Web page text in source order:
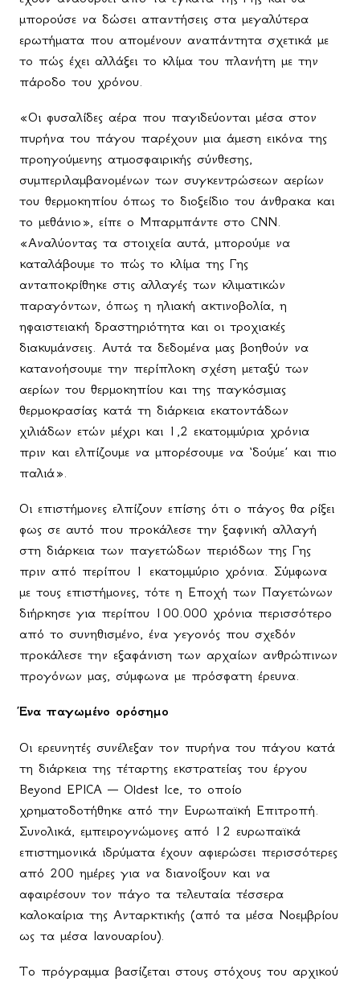
μπορούσε να δώσει απαντήσεις στα μεγαλύτερα
ερωτήματα που απομένουν αναπάντητα σχετικά με
το πώς έχει αλλάξει το κλίμα του πλανήτη με την
πάροδο του χρόνου.
«Οι φυσαλίδες αέρα που παγιδεύονται μέσα στον
πυρήνα του πάγου παρέχουν μια άμεση εικόνα της
προηγούμενης ατμοσφαιρικής σύνθεσης,
συμπεριλαμβανομένων των συγκεντρώσεων αερίων
του θερμοκηπίου όπως το διοξείδιο του άνθρακα και
το μεθάνιο», είπε ο Μπαρμπάντε στο CNN.
«Αναλύοντας τα στοιχεία αυτά, μπορούμε να
καταλάβουμε το πώς το κλίμα της Γης
ανταποκρίθηκε στις αλλαγές των κλιματικών
παραγόντων, όπως η ηλιακή ακτινοβολία, η
ηφαιστειακή δραστηριότητα και οι τροχιακές
διακυμάνσεις. Αυτά τα δεδομένα μας βοηθούν να
κατανοήσουμε την περίπλοκη σχέση μεταξύ των
αερίων του θερμοκηπίου και της παγκόσμιας
θερμοκρασίας κατά τη διάρκεια εκατοντάδων
χιλιάδων ετών μέχρι και 1,2 εκατομμύρια χρόνια
πριν και ελπίζουμε να μπορέσουμε να ‘δούμε’ και πιο
παλιά».
Οι επιστήμονες ελπίζουν επίσης ότι ο πάγος θα ρίξει
φως σε αυτό που προκάλεσε την ξαφνική αλλαγή
στη διάρκεια των παγετώδων περιόδων της Γης
πριν από περίπου 1 εκατομμύριο χρόνια. Σύμφωνα
με τους επιστήμονες, τότε η Εποχή των Παγετώνων
διήρκησε για περίπου 100.000 χρόνια περισσότερο
από το συνηθισμένο, ένα γεγονός που σχεδόν
προκάλεσε την εξαφάνιση των αρχαίων ανθρώπινων
προγόνων μας, σύμφωνα με πρόσφατη έρευνα.
Ένα παγωμένο ορόσημο
Οι ερευνητές συνέλεξαν τον πυρήνα του πάγου κατά
τη διάρκεια της τέταρτης εκστρατείας του έργου
Beyond EPICA — Oldest Ice, το οποίο
χρηματοδοτήθηκε από την Ευρωπαϊκή Επιτροπή.
Συνολικά, εμπειρογνώμονες από 12 ευρωπαϊκά
επιστημονικά ιδρύματα έχουν αφιερώσει περισσότερες
από 200 ημέρες για να διανοίξουν και να
αφαιρέσουν τον πάγο τα τελευταία τέσσερα
καλοκαίρια της Ανταρκτικής (από τα μέσα Νοεμβρίου
ως τα μέσα Ιανουαρίου).
Το πρόγραμμα βασίζεται στους στόχους του αρχικού